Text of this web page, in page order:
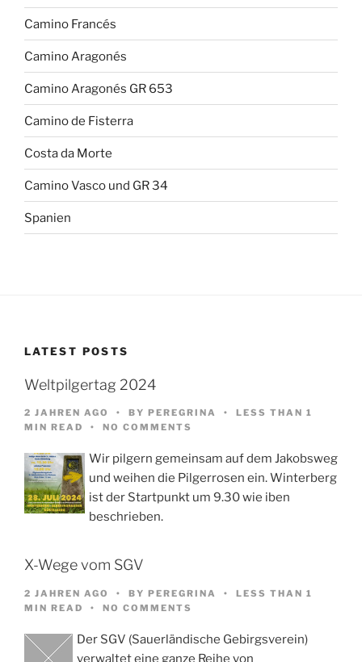
Camino Francés
Camino Aragonés
Camino Aragonés GR 653
Camino de Fisterra
Costa da Morte
Camino Vasco und GR 34
Spanien
LATEST POSTS
Weltpilgertag 2024
2 JAHREN AGO BY PEREGRINA
LESS THAN 1
MIN READ
NO COMMENTS
Wir pilgern gemeinsam auf dem Jakobsweg
und weihen die Pilgerrosen ein. Winterberg
ist der Startpunkt um 9.30 wie iben
beschrieben.
X-Wege vom SGV
2 JAHREN AGO BY PEREGRINA
LESS THAN 1
MIN READ
NO COMMENTS
Der SGV (Sauerländische Gebirgsverein)
verwaltet eine ganze Reihe von